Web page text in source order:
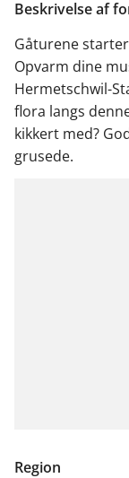
Beskrivelse af
Gåturene
Opvarm dine
Hermetschwil-
flora langs
kikkert med?
grusede.
Region